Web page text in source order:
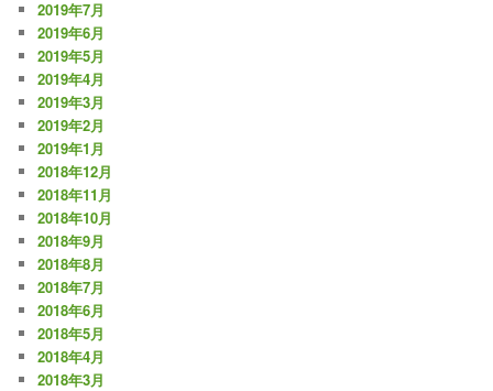
2019年7月
2019年6月
2019年5月
2019年4月
2019年3月
2019年2月
2019年1月
2018年12月
2018年11月
2018年10月
2018年9月
2018年8月
2018年7月
2018年6月
2018年5月
2018年4月
2018年3月